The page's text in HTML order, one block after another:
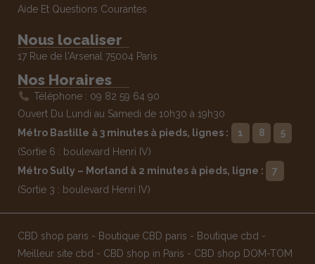
Aide Et Questions Courantes
Nous localiser
17 Rue de l'Arsenal 75004 Paris
Nos Horaires
Téléphone : 09 82 59 64 90
Ouvert Du Lundi au Samedi de 10h30 à 19h30
Métro Bastille à 3 minutes à pieds, lignes :
1 8
5
(Sortie 6 : boulevard Henri IV)
Métro Sully – Morland à 2 minutes à pieds, ligne :
7
(Sortie 3 : boulevard Henri IV)
CBD shop paris - Boutique CBD paris - Boutique cbd -
Meilleur site cbd - CBD shop in Paris - CBD shop DOM-TOM